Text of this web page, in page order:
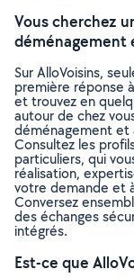
Vous cherchez
déménagement
Sur AlloVoisins,
première réponse
et trouvez en
autour de chez
déménagement et
Consultez les
particuliers, qui
réalisation,
votre demande et
Conversez
des échanges
intégrés.
Est-ce que